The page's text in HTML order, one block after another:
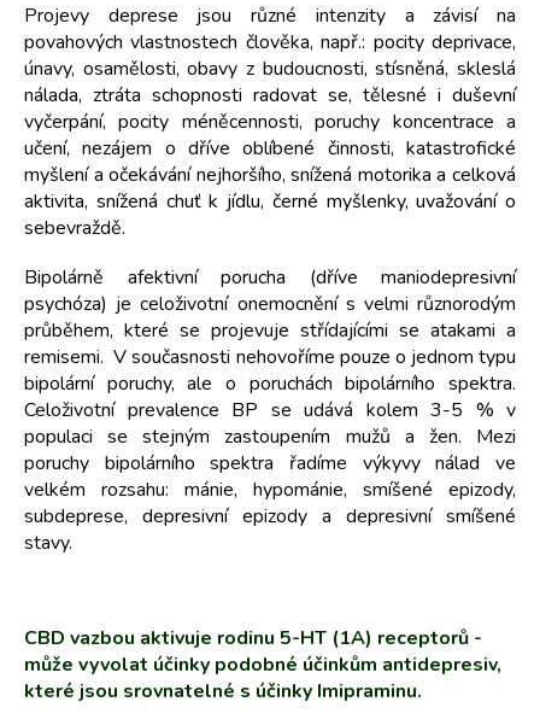
v
ý
p
i
s
u
Projevy deprese jsou různé intenzity a závisí na
povahových vlastnostech člověka, např.: pocity deprivace,
únavy, osamělosti, obavy z budoucnosti, stísněná, skleslá
nálada, ztráta schopnosti radovat se, tělesné i duševní
vyčerpání, pocity méněcennosti, poruchy koncentrace a
učení, nezájem o dříve oblíbené činnosti, katastrofické
myšlení a očekávání nejhoršího, snížená motorika a celková
aktivita, snížená chuť k jídlu, černé myšlenky, uvažování o
sebevraždě.
Bipolárně afektivní porucha (dříve maniodepresivní
psychóza) je celoživotní onemocnění s velmi různorodým
průběhem, které se projevuje střídajícími se atakami a
remisemi. V současnosti nehovoříme pouze o jednom typu
bipolární poruchy, ale o poruchách bipolárního spektra.
Celoživotní prevalence BP se udává kolem 3-5 % v
populaci se stejným zastoupením mužů a žen. Mezi
poruchy bipolárního spektra řadíme výkyvy nálad ve
velkém rozsahu: mánie, hypománie, smíšené epizody,
subdeprese, depresivní epizody a depresivní smíšené
stavy.
CBD vazbou aktivuje rodinu 5-HT (1A) receptorů -
může vyvolat účinky podobné účinkům antidepresiv,
které jsou srovnatelné s účinky Imipraminu.